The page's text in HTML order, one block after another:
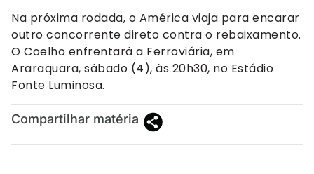
Na próxima rodada, o América viaja para encarar
outro concorrente direto contra o rebaixamento.
O Coelho enfrentará a Ferroviária, em
Araraquara, sábado (4), às 20h30, no Estádio
Fonte Luminosa.
Compartilhar matéria